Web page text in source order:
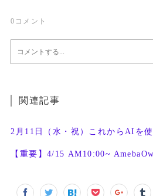
0 コメント
関連記事